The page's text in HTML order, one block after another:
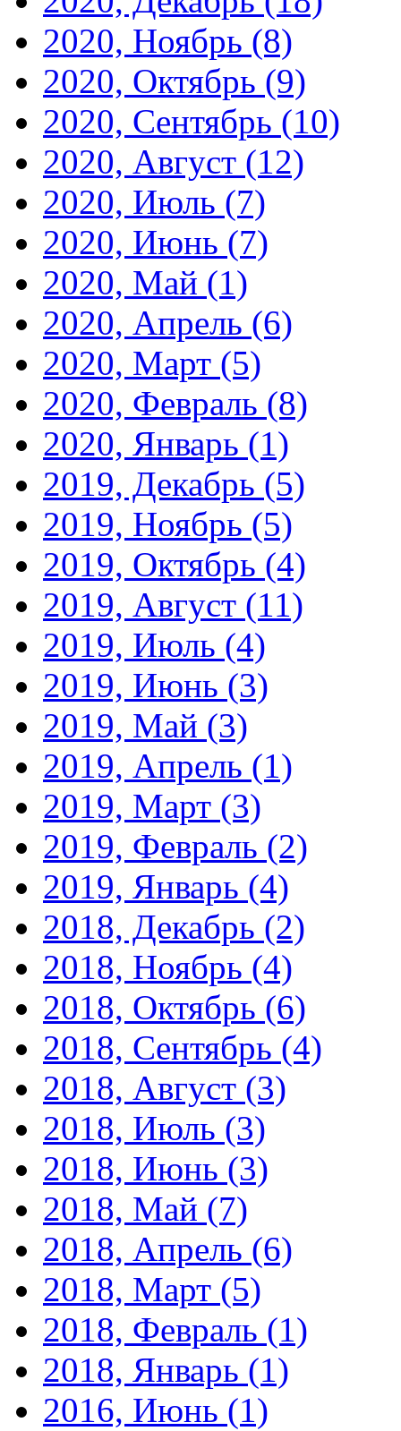
2020, Ноябрь (8)
2020, Октябрь (9)
2020, Сентябрь (10)
2020, Август (12)
2020, Июль (7)
2020, Июнь (7)
2020, Май (1)
2020, Апрель (6)
2020, Март (5)
2020, Февраль (8)
2020, Январь (1)
2019, Декабрь (5)
2019, Ноябрь (5)
2019, Октябрь (4)
2019, Август (11)
2019, Июль (4)
2019, Июнь (3)
2019, Май (3)
2019, Апрель (1)
2019, Март (3)
2019, Февраль (2)
2019, Январь (4)
2018, Декабрь (2)
2018, Ноябрь (4)
2018, Октябрь (6)
2018, Сентябрь (4)
2018, Август (3)
2018, Июль (3)
2018, Июнь (3)
2018, Май (7)
2018, Апрель (6)
2018, Март (5)
2018, Февраль (1)
2018, Январь (1)
2016, Июнь (1)